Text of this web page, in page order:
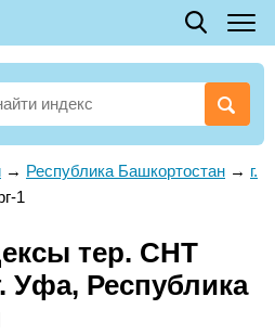
→ Республика Башкортостан → г.
1
тер. СНТ
Уфа, Республика